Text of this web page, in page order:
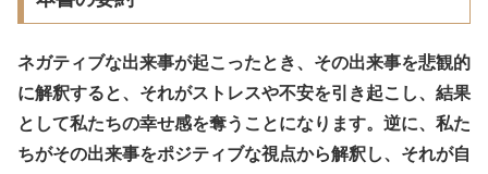
ネガティブな出来事が起こったとき、その出来事を悲観的
に解釈すると、それがストレスや不安を引き起こし、結果
として私たちの幸せ感を奪うことになります。逆に、私た
ちがその出来事をポジティブな視点から解釈し、それが自